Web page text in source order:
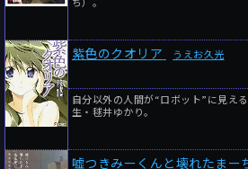
紫色のクオリア うえお久光
自分以外の人間が“ロボット”に見え
生・毬井ゆかり。
嘘つきみーくんと壊れたまー